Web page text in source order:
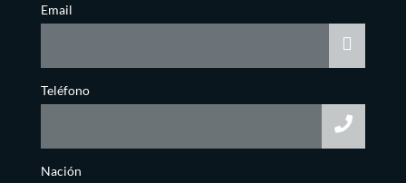
Email
Teléfono
Nación